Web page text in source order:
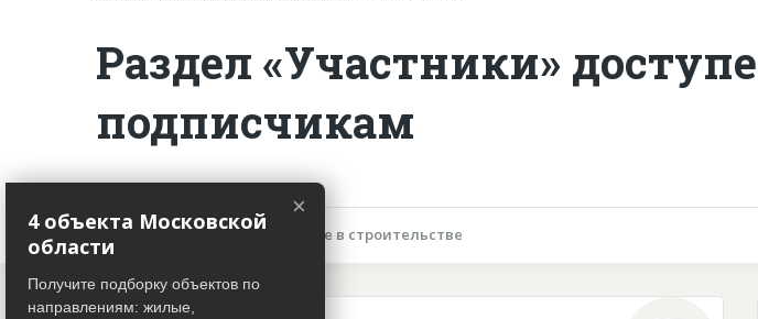
Раздел «Участники»
подписчикам
Описание объекта Участие в строительстве
×
4 объекта Московской
области
Получите подборку объектов по
направлениям: жилые,